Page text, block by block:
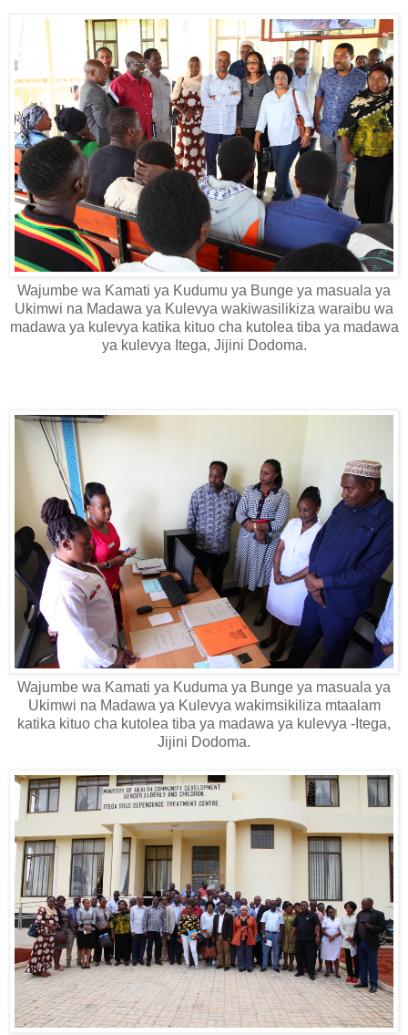
Wajumbe wa Kamati ya Kudumu ya Bunge ya masuala ya
Ukimwi na Madawa ya Kulevya wakiwasilikiza waraibu wa
madawa ya kulevya katika kituo cha kutolea tiba ya madawa
ya kulevya Itega, Jijini Dodoma.
Wajumbe wa Kamati ya Kuduma ya Bunge ya masuala ya
Ukimwi na Madawa ya Kulevya wakimsikiliza mtaalam
katika kituo cha kutolea tiba ya madawa ya kulevya -Itega,
Jijini Dodoma.